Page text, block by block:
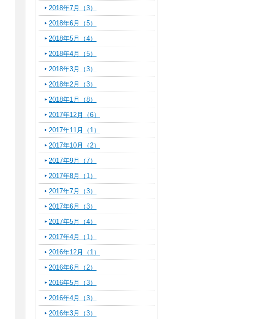
2018年7月（3）
2018年6月（5）
2018年5月（4）
2018年4月（5）
2018年3月（3）
2018年2月（3）
2018年1月（8）
2017年12月（6）
2017年11月（1）
2017年10月（2）
2017年9月（7）
2017年8月（1）
2017年7月（3）
2017年6月（3）
2017年5月（4）
2017年4月（1）
2016年12月（1）
2016年6月（2）
2016年5月（3）
2016年4月（3）
2016年3月（3）